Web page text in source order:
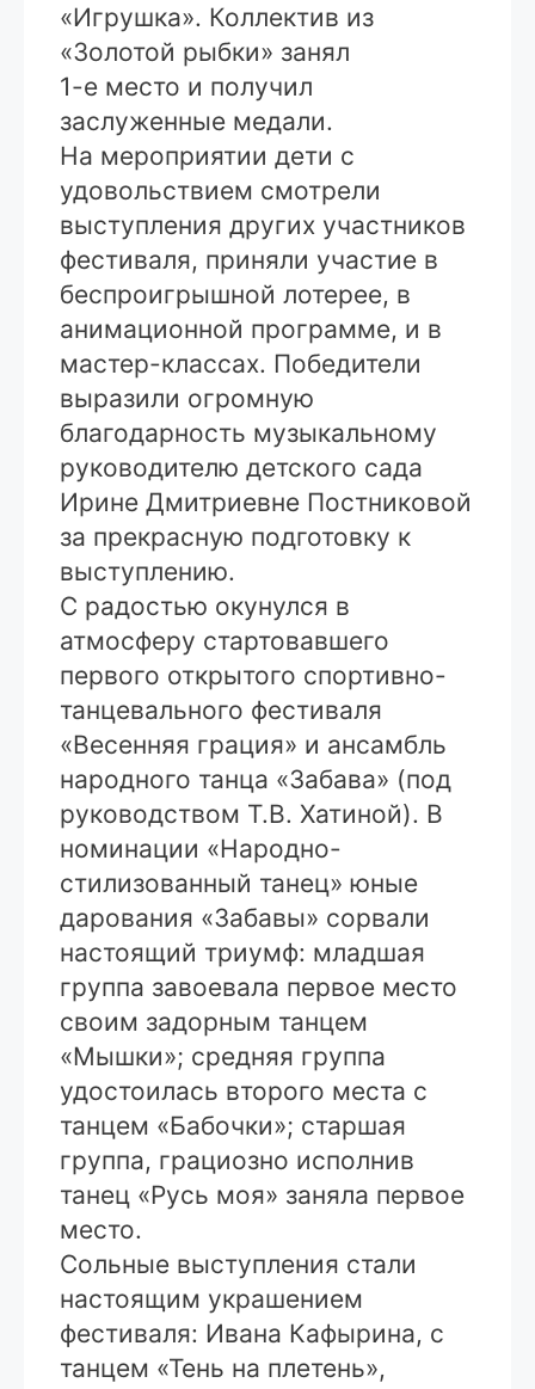
«Игрушка». Коллектив из
«Золотой рыбки» занял
1-е место и получил
заслуженные медали.
На мероприятии дети с
удовольствием смотрели
выступления других участников
фестиваля, приняли участие в
беспроигрышной лотерее, в
анимационной программе, и в
мастер-классах. Победители
выразили огромную
благодарность музыкальному
руководителю детского сада
Ирине Дмитриевне Постниковой
за прекрасную подготовку к
выступлению.
С радостью окунулся в
атмосферу стартовавшего
первого открытого спортивно-
танцевального фестиваля
«Весенняя грация» и ансамбль
народного танца «Забава» (под
руководством Т.В. Хатиной). В
номинации «Народно-
стилизованный танец» юные
дарования «Забавы» сорвали
настоящий триумф: младшая
группа завоевала первое место
своим задорным танцем
«Мышки»; средняя группа
удостоилась второго места с
танцем «Бабочки»; старшая
группа, грациозно исполнив
танец «Русь моя» заняла первое
место.
Сольные выступления стали
настоящим украшением
фестиваля: Ивана Кафырина, с
танцем «Тень на плетень»,